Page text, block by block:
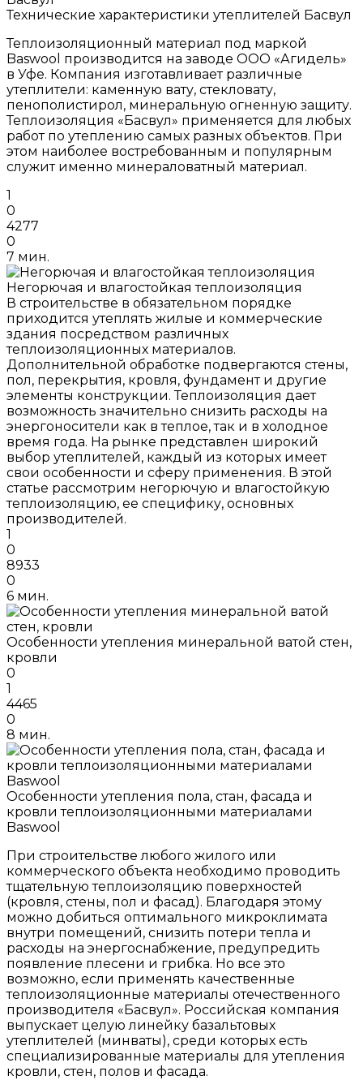
Технические характеристики утеплителей Басвул
Теплоизоляционный материал под маркой
Baswool производится на заводе ООО «Агидель»
в Уфе. Компания изготавливает различные
утеплители: каменную вату, стекловату,
пенополистирол, минеральную огненную защиту.
Теплоизоляция «Басвул» применяется для любых
работ по утеплению самых разных объектов. При
этом наиболее востребованным и популярным
служит именно минераловатный материал.
1
0
4277
0
7 мин.
Негорючая и влагостойкая теплоизоляция
В строительстве в обязательном порядке
приходится утеплять жилые и коммерческие
здания посредством различных
теплоизоляционных материалов.
Дополнительной обработке подвергаются стены,
пол, перекрытия, кровля, фундамент и другие
элементы конструкции. Теплоизоляция дает
возможность значительно снизить расходы на
энергоносители как в теплое, так и в холодное
время года. На рынке представлен широкий
выбор утеплителей, каждый из которых имеет
свои особенности и сферу применения. В этой
статье рассмотрим негорючую и влагостойкую
теплоизоляцию, ее специфику, основных
производителей.
1
0
8933
0
6 мин.
Особенности утепления минеральной ватой стен,
кровли
0
1
4465
0
8 мин.
Особенности утепления пола, стан, фасада и
кровли теплоизоляционными материалами
Baswool
При строительстве любого жилого или
коммерческого объекта необходимо проводить
тщательную теплоизоляцию поверхностей
(кровля, стены, пол и фасад). Благодаря этому
можно добиться оптимального микроклимата
внутри помещений, снизить потери тепла и
расходы на энергоснабжение, предупредить
появление плесени и грибка. Но все это
возможно, если применять качественные
теплоизоляционные материалы отечественного
производителя «Басвул». Российская компания
выпускает целую линейку базальтовых
утеплителей (минваты), среди которых есть
специализированные материалы для утепления
кровли, стен, полов и фасада.